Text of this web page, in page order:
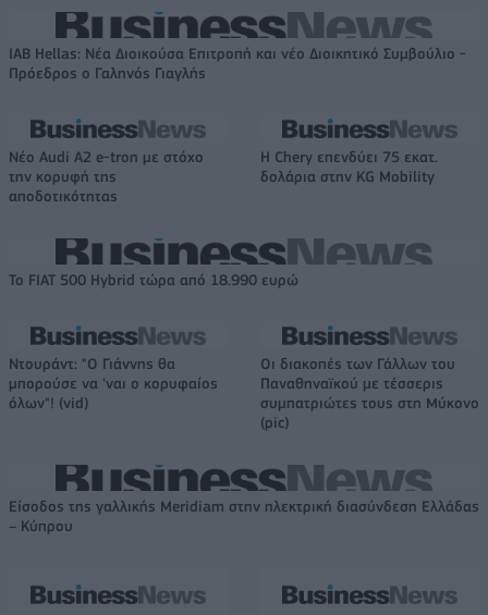
IAB Hellas: Νέα Διοικούσα Επιτροπή και νέο Διοικητικό Συμβούλιο -
Πρόεδρος ο Γαληνός Γιαγλής
Νέο Audi A2 e-tron με στόχο
την κορυφή της
αποδοτικότητας
Η Chery επενδύει 75 εκατ.
δολάρια στην KG Mobility
Το FIAT 500 Hybrid τώρα από 18.990 ευρώ
Ντουράντ: "Ο Γιάννης θα
μπορούσε να 'ναι ο κορυφαίος
όλων"! (vid)
Οι διακοπές των Γάλλων του
Παναθηναϊκού με τέσσερις
συμπατριώτες τους στη Μύκονο
(pic)
Είσοδος της γαλλικής Meridiam στην ηλεκτρική διασύνδεση Ελλάδας
– Κύπρου